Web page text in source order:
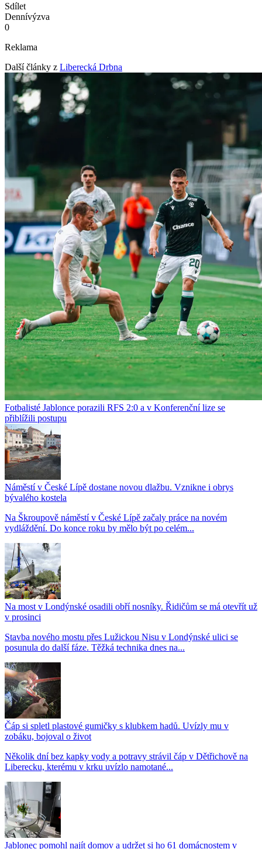
Sdílet
Dennívýzva
0
Reklama
Další články z Liberecká Drbna
Fotbalisté Jablonce porazili RFS 2:0 a v Konferenční lize se
přiblížili postupu
Náměstí v České Lípě dostane novou dlažbu. Vznikne i obrys
bývalého kostela
Na Škroupově náměstí v České Lípě začaly práce na novém
vydláždění. Do konce roku by mělo být po celém...
Na most v Londýnské osadili obří nosníky. Řidičům se má otevřít už
v prosinci
Stavba nového mostu přes Lužickou Nisu v Londýnské ulici se
posunula do další fáze. Těžká technika dnes na...
Čáp si spletl plastové gumičky s klubkem hadů. Uvízly mu v
zobáku, bojoval o život
Několik dní bez kapky vody a potravy strávil čáp v Dětřichově na
Liberecku, kterému v krku uvízlo namotané...
Jablonec pomohl najít domov a udržet si ho 61 domácnostem v